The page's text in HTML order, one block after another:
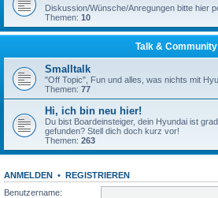
Diskussion/Wünsche/Anregungen bitte hier
Themen: 10
Talk & Community
Smalltalk
"Off Topic", Fun und alles, was nichts mit
Themen: 77
Hi, ich bin neu hier!
Du bist Boardeinsteiger, dein Hyundai ist
gefunden? Stell dich doch kurz vor!
Themen: 263
ANMELDEN • REGISTRIEREN
Benutzername: